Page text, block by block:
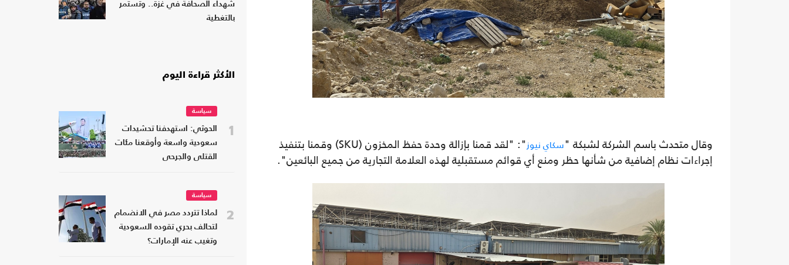
وقال متحدث باسم الشركة لشبكة "سكاي نيوز
": "لقد قمنا بإزالة وحدة حفظ المخزون (SKU) وقمنا بتنفيذ
إجراءات نظام إضافية من شأنها حظر ومنع أي قوائم مستقبلية لهذه العلامة التجارية من جميع البائعين".
شهداء الصحافة في غزة.. وتستمر
بالتغطية
الأكثر قراءة اليوم
1
سياسة
الحوثي: استهدفنا تحشيدات
سعودية واسعة وأوقعنا مئات
القتلى والجرحى
2
سياسة
لماذا تتردد مصر في الانضمام
لتحالف بحري تقوده السعودية
وتغيب عنه الإمارات؟